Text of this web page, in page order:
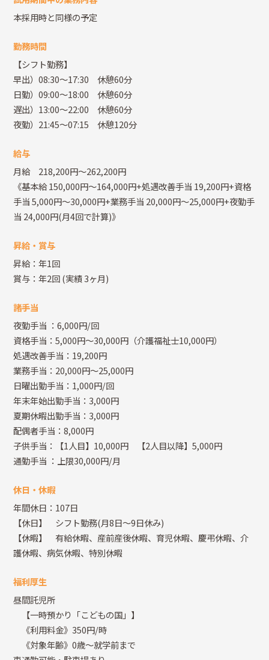
本採用時と同様の予定
勤務時間
【シフト勤務】
早出）08:30～17:30 休憩60分
日勤）09:00～18:00 休憩60分
遅出）13:00～22:00 休憩60分
夜勤）21:45～07:15 休憩120分
給与
月給 218,200円～262,200円
《基本給 150,000円～164,000円+処遇改善手当 19,200円+資格
手当 5,000円～30,000円+業務手当 20,000円～25,000円+夜勤手
当 24,000円(月4回で計算)》
昇給・賞与
昇給：年1回
賞与：年2回(実績 3ヶ月)
諸手当
夜勤手当 ：6,000円/回
資格手当：5,000円～30,000円（介護福祉士10,000円）
処遇改善手当：19,200円
業務手当：20,000円～25,000円
日曜出勤手当：1,000円/回
年末年始出勤手当：3,000円
夏期休暇出勤手当：3,000円
配偶者手当：8,000円
子供手当：【1人目】10,000円 【2人目以降】5,000円
通勤手当 ：上限30,000円/月
休日・休暇
年間休日：107日
【休日】 シフト勤務(月8日～9日休み)
【休暇】 有給休暇、産前産後休暇、育児休暇、慶弔休暇、介
護休暇、病気休暇、特別休暇
福利厚生
昼間託児所
【一時預かり「こどもの国」】
《利用料金》350円/時
《対象年齢》0歳～就学前まで